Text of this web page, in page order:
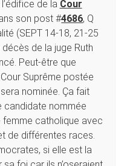
de la Cour
son post #4686, Q
(SEPT 14-18, 21-25
décès de la juge Ruth
Peut-être que
Cour Suprême postée
nominée. Ça fait
candidate nommée
femme catholique avec
de différentes races.
si elle est la